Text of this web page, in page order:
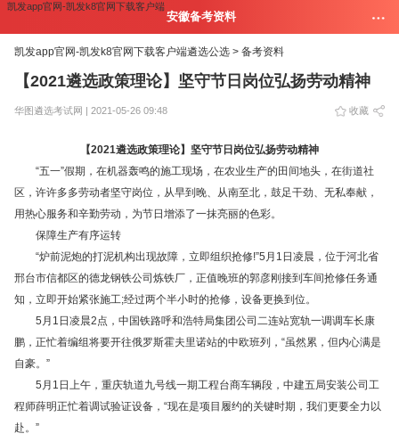
凯发app官网-凯发k8官网下载客户端
安徽备考资料
凯发app官网-凯发k8官网下载客户端遴选公选 > 备考资料
【2021遴选政策理论】坚守节日岗位弘扬劳动精神
华图遴选考试网 | 2021-05-26 09:48 收藏
【2021遴选政策理论】坚守节日岗位弘扬劳动精神
“五一”假期，在机器轰鸣的施工现场，在农业生产的田间地头，在街道社
区，许许多多劳动者坚守岗位，从早到晚、从南至北，鼓足干劲、无私奉献，
用热心服务和辛勤劳动，为节日增添了一抹亮丽的色彩。
保障生产有序运转
“炉前泥炮的打泥机构出现故障，立即组织抢修!”5月1日凌晨，位于河北省
邢台市信都区的德龙钢铁公司炼铁厂，正值晚班的郭彦刚接到车间抢修任务通
知，立即开始紧张施工;经过两个半小时的抢修，设备更换到位。
5月1日凌晨2点，中国铁路呼和浩特局集团公司二连站宽轨一调调车长康
鹏，正忙着编组将要开往俄罗斯霍夫里诺站的中欧班列，“虽然累，但内心满是
自豪。”
5月1日上午，重庆轨道九号线一期工程台商车辆段，中建五局安装公司工
程师薛明正忙着调试验证设备，“现在是项目履约的关键时期，我们更要全力以
赴。”